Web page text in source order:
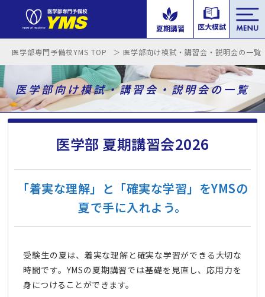
夏期講習 医大模試
医学部専門予備校YMS TOP 医学部向け模試・講習会・説明会の一覧
医学部向け模試・講習会・説明会の一覧
医学部 夏期講習会2026
「着実な理解」と「確実な学習」をYMSの
夏で手に入れよう。
受験生の夏は、着実な理解と確実な学習ができる大切な
時間です。YMSの夏期講習では基礎を見直し、応用力を
身につけることができます。